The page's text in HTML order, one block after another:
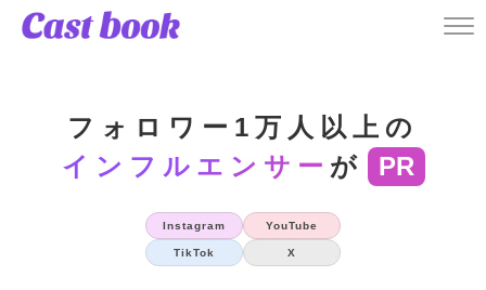
フォロワー1万人以上の
インフルエンサー が PR
Instagram YouTube
TikTok X